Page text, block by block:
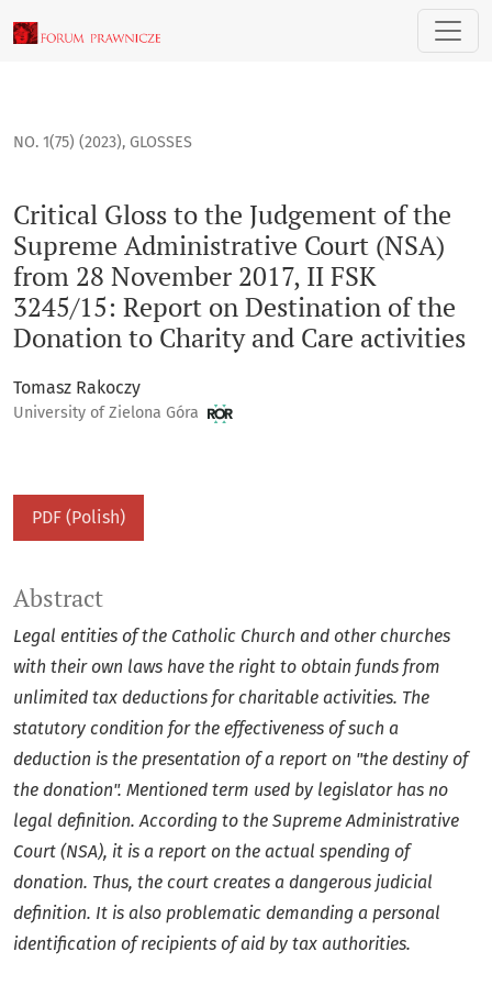
Critical Gloss to the Judgement of the Supreme
NO. 1(75) (2023), GLOSSES
Critical Gloss to the Judgement of the
Supreme Administrative Court (NSA)
from 28 November 2017, II FSK
3245/15: Report on Destination of the
Donation to Charity and Care activities
Tomasz Rakoczy
University of Zielona Góra
PDF (Polish)
Abstract
Legal entities of the Catholic Church and other churches
with their own laws have the right to obtain funds from
unlimited tax deductions for charitable activities. The
statutory condition for the effectiveness of such a
deduction is the presentation of a report on "the destiny of
the donation". Mentioned term used by legislator has no
legal definition. According to the Supreme Administrative
Court (NSA), it is a report on the actual spending of
donation. Thus, the court creates a dangerous judicial
definition. It is also problematic demanding a personal
identification of recipients of aid by tax authorities.